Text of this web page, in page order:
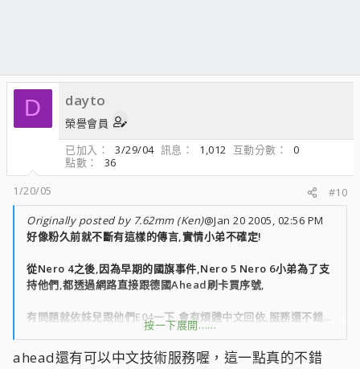
D dayto
榮譽會員
已加入
3/29/04 訊息 1,012 互動分數
0
點數
36
1/20/05
#10
Originally posted by 7.62mm (Ken)@Jan 20 2005, 02:56 PM
好像粉久前就不斷有這樣的傳言,實情小弟不確定!
從Nero 4之後,因為早期的國旗事件,Nero 5 Nero 6小弟為了支
持他們,都透過網路直接跟德國Ahead刷卡買序號,
有問題就依妹兒跟他們E04一下,會有煩體中文回依,服務還不錯...
按一下展開……
ahead還有可以中文技術服務喔，這一點真的不錯